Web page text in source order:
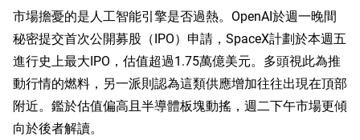
市場擔憂的是人工智能引擎是否過熱。OpenAI於週一晚間
秘密提交首次公開募股（IPO）申請，SpaceX計劃於本週五
進行史上最大IPO，估值超過1.75萬億美元。多頭視此為推
動行情的燃料，另一派則認為這類供應增加往往出現在頂部
附近。鑑於估值偏高且半導體板塊動搖，週二下午市場更傾
向於後者解讀。